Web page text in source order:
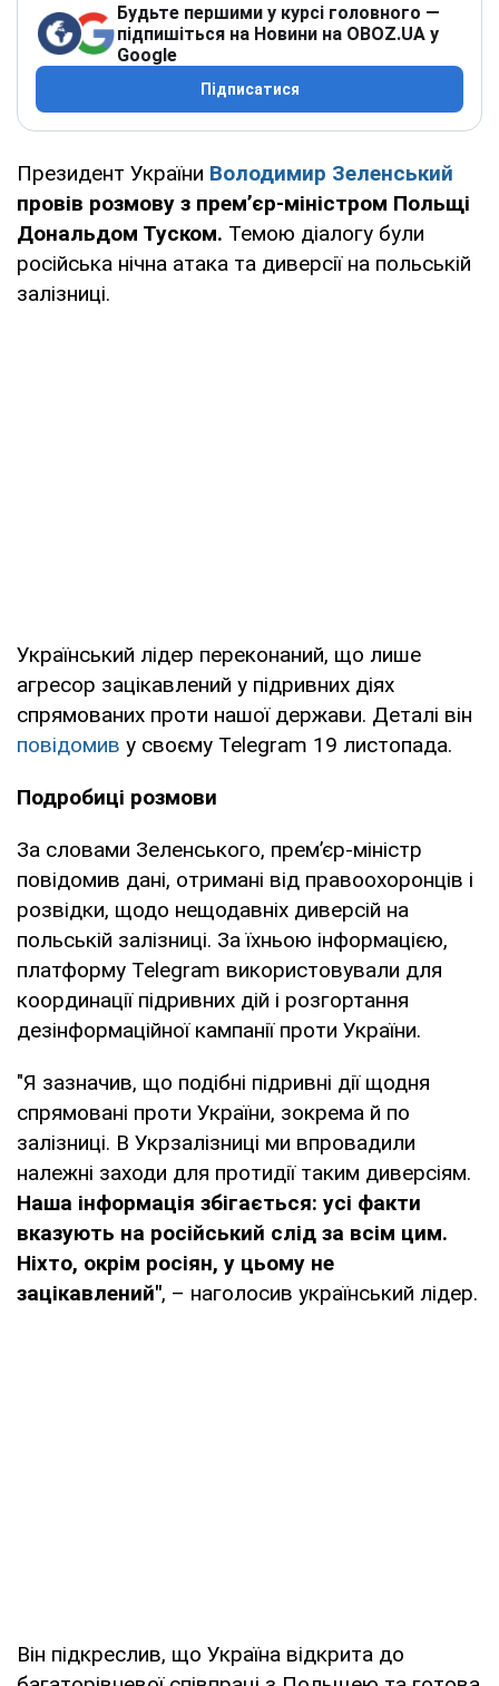
Будьте першими у курсі головного —
підпишіться на Новини на OBOZ.UA у
Google
Підписатися
Президент України Володимир Зеленський
провів розмову з прем’єр-міністром Польщі
Дональдом Туском. Темою діалогу були
російська нічна атака та диверсії на польській
залізниці.
Український лідер переконаний, що лише
агресор зацікавлений у підривних діях
спрямованих проти нашої держави. Деталі він
повідомив у своєму Telegram 19 листопада.
Подробиці розмови
За словами Зеленського, прем’єр-міністр
повідомив дані, отримані від правоохоронців і
розвідки, щодо нещодавніх диверсій на
польській залізниці. За їхньою інформацією,
платформу Telegram використовували для
координації підривних дій і розгортання
дезінформаційної кампанії проти України.
"Я зазначив, що подібні підривні дії щодня
спрямовані проти України, зокрема й по
залізниці. В Укрзалізниці ми впровадили
належні заходи для протидії таким диверсіям.
Наша інформація збігається: усі факти
вказують на російський слід за всім цим.
Ніхто, окрім росіян, у цьому не
зацікавлений", – наголосив український лідер.
Він підкреслив, що Україна відкрита до